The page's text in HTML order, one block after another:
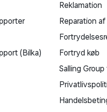
(Bilka)
Reklamation
Reparation
Fortryd køb
Salling